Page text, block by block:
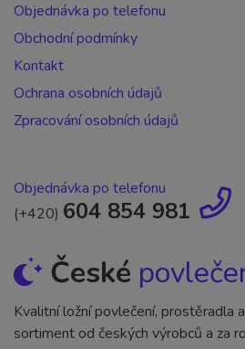
Objednávka po telefonu
Obchodní podmínky
Kontakt
Ochrana osobních údajů
Zpracování osobních údajů
Objednávka po telefonu
(+420) 604 854 981
České
Kvalitní ložní povlečení, prostěradla
sortiment od českých výrobců a za